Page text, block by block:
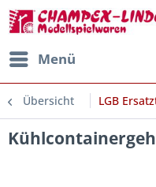
Menü
Übersicht LGB